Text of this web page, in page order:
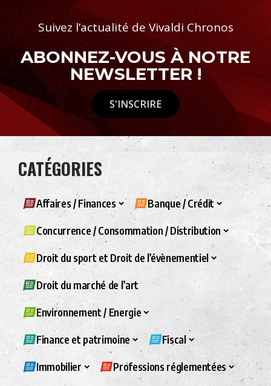
Suivez l’actualité de Vivaldi Chronos
ABONNEZ-VOUS À NOTRE
NEWSLETTER !
S'INSCRIRE
CATÉGORIES
Affaires / Finances Banque / Crédit
Concurrence / Consommation / Distribution
Droit du sport et Droit de l’évènementiel
Droit du marché de l’art
Environnement / Energie
Finance et patrimoine Fiscal
Immobilier Professions réglementées